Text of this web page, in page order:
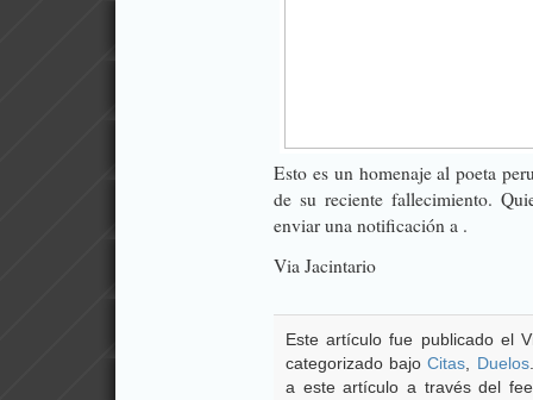
Esto es un homenaje al poeta
de su reciente fallecimiento.
enviar una notificación a .
Via Jacintario
Este artículo fue publicado el
categorizado bajoCitas Duelos
a este artículo a través del